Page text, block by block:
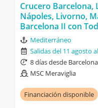
Crucero Barcelona,
Nápoles, Livorno,
Barcelona II con
Mediterráneo
Salidas del 11 agosto
8 días desde Barcelona
MSC Meraviglia
Financiación disponible